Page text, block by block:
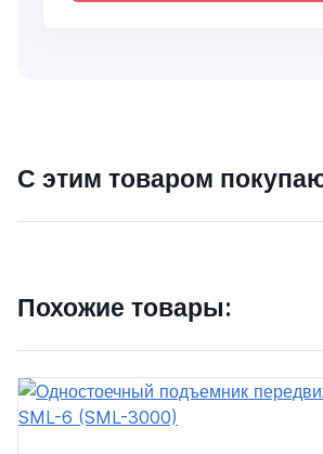
С этим товаром
Похожие товары: